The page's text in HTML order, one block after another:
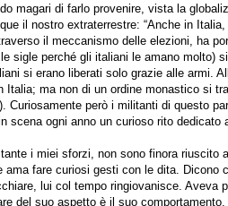
magari di farlo provenire, vista la
il nostro extraterrestre: “Anche in Italia,
il meccanismo delle elezioni, ha
sigle perché gli italiani le amano molto)
si erano liberati solo grazie alle armi.
ma non di un ordine monastico si
però i militanti di questo
ogni anno un curioso rito dedicato
i miei sforzi, non sono finora riuscito
fare curiosi gesti con le dita. Dicono
lui col tempo ringiovanisce. Aveva
del suo aspetto è il suo